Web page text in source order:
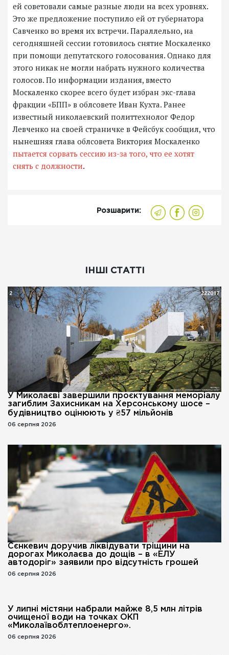
ей советовали самые разные люди на всех уровнях.
Это же предложение поступило ей от губернатора
Савченко во время их встречи. Параллельно, на
сегодняшней сессии готовилось снятие Москаленко
при помощи депутатского голосования. Однако для
этого никак не могли набрать нужного количества
голосов. По информации издания, вместо
Москаленко скорее всего будет избран экс-глава
фракции «БПП» в облсовете Иван Кухта. Ранее
известный николаевский политтехнолог Федор
Левченко на своей страничке в Фейсбук сообщил, что
нынешняя глава облсовета Виктория Москаленко
пытается сорвать сессию из-за того, что ее хотят
снять с должности.
Розшарити:
ІНШІ СТАТТІ
У Миколаєві завершили проєктування меморіалу
загиблим Захисникам на Херсонському шосе –
будівництво оцінюють у ₴57 мільйонів
06 серпня 2026
Сєнкевич доручив ліквідувати тріщини на
дорогах Миколаєва до дощів – в «ЕЛУ
автодоріг» заявили про відсутність грошей
06 серпня 2026
У липні містяни набрали майже 8,5 млн літрів
очищеної води на точках ОКП
«Миколаївоблтеплоенерго».
06 серпня 2026